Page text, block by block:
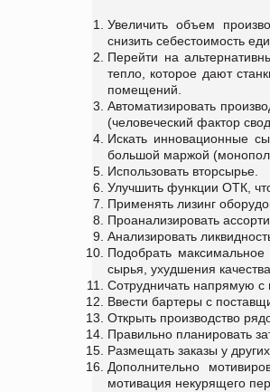
Увеличить объем
снизить себестоимость
Перейти на
тепло, которое дают
помещений.
Автоматизировать
(человеческий фактор
Искать инновационные
большой маржой
Использовать вторсырье.
Улучшить функции ОТК,
Применять лизинг
Проанализировать
Анализировать
Подобрать
сырья, ухудшения качества.
Сотрудничать напрямую с
Ввести бартеры с
Открыть производство
Правильно планировать
Размещать заказы у
Дополнительно
мотивация некурящего